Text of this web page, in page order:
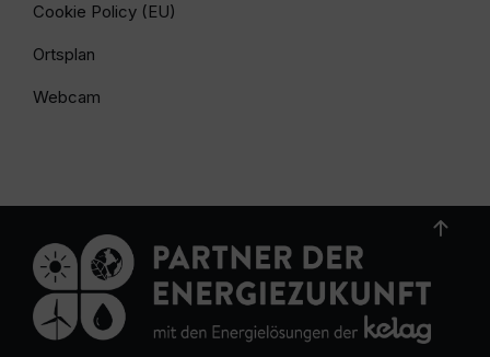
Cookie Policy (EU)
Ortsplan
Webcam